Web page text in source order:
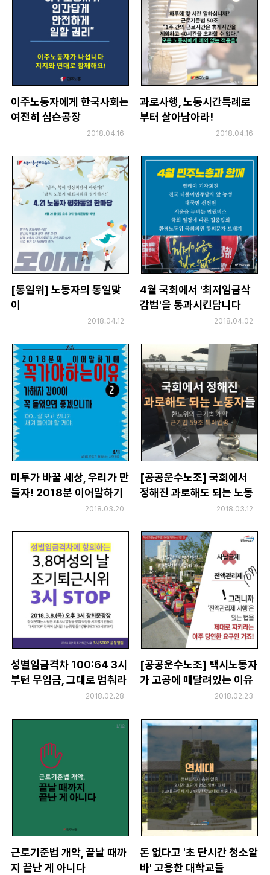
이주노동자에게 한국사회는
여전히 심슨공장
2018.04.16
과로사행, 노동시간특례로
부터 살아남아라!
2018.04.16
[통일위] 노동자의 통일맞
이
2018.04.12
4월 국회에서 '최저임금삭
감법'을 통과시킨답니다
2018.04.02
미투가 바꿀 세상, 우리가 만
들자! 2018분 이어말하기
2018.03.20
[공공운수노조] 국회에서
정해진 과로해도 되는 노동
2018.03.12
성별임금격차 100:64 3시
부턴 무임금, 그대로 멈춰라
2018.02.28
[공공운수노조] 택시노동자
가 고공에 매달려있는 이유
2018.02.23
근로기준법 개악, 끝날 때까
지 끝난 게 아니다
돈 없다고 '초 단시간 청소알
바' 고용한 대학교들